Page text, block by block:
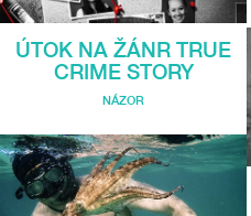
ÚTOK NA ŽÁNR TRUE
CRIME STORY
NÁZOR